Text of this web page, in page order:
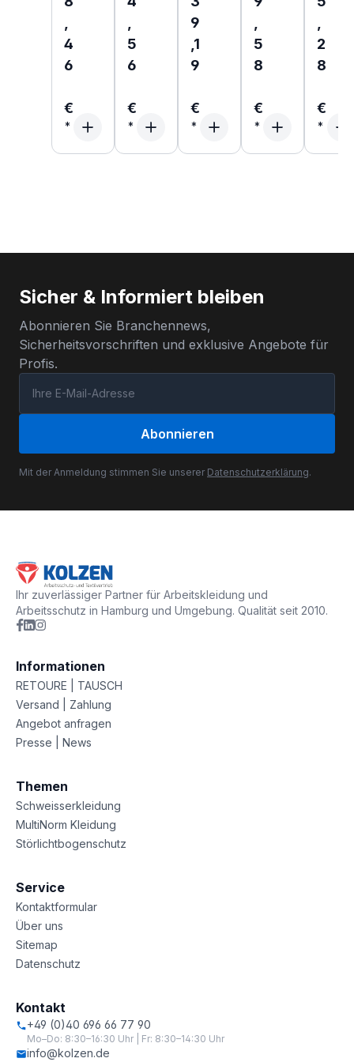
4
6
€
5
6
€
9
,1
9
€
5
8
€
2
8
€
Sicher & Informiert bleiben
Abonnieren Sie Branchennews,
Sicherheitsvorschriften und exklusive Angebote für
Profis.
Abonnieren
Mit der Anmeldung stimmen Sie unserer Datenschutzerklärung.
Ihr zuverlässiger Partner für Arbeitskleidung und
Arbeitsschutz in Hamburg und Umgebung. Qualität seit 2010.
Informationen
RETOURE | TAUSCH
Versand | Zahlung
Angebot anfragen
Presse | News
Themen
Schweisserkleidung
MultiNorm Kleidung
Störlichtbogenschutz
Service
Kontaktformular
Über uns
Sitemap
Datenschutz
Kontakt
+49 (0)40 696 66 77 90
Mo–Do: 8:30–16:30 Uhr | Fr: 8:30–14:30 Uhr
info@kolzen.de